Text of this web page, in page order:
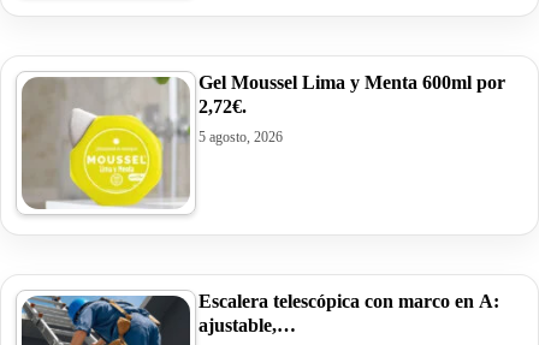
Gel Moussel Lima y Menta 600ml por
2,72€.
5 agosto, 2026
Escalera telescópica con marco en A:
ajustable,…